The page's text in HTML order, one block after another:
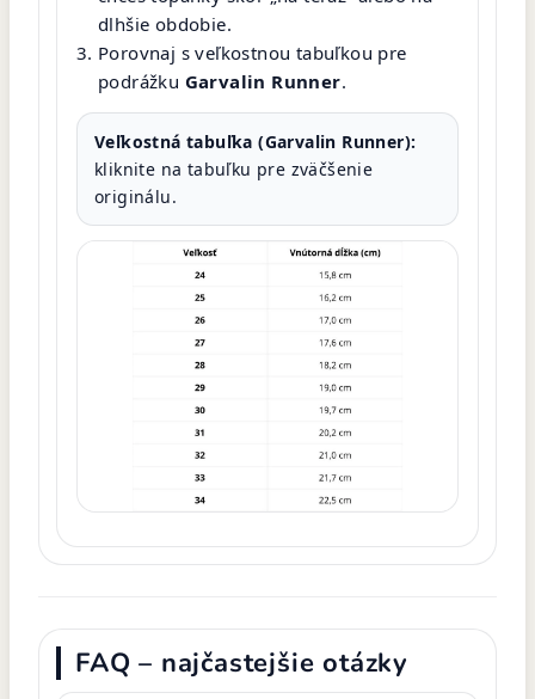
dlhšie obdobie.
Porovnaj s veľkostnou tabuľkou pre
podrážku Garvalin Runner.
Veľkostná tabuľka (Garvalin Runner):
kliknite na tabuľku pre zväčšenie
originálu.
FAQ – najčastejšie otázky